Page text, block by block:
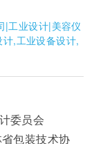
|工业设计|美容仪
,工业设备设计,
委员会
包装技术协